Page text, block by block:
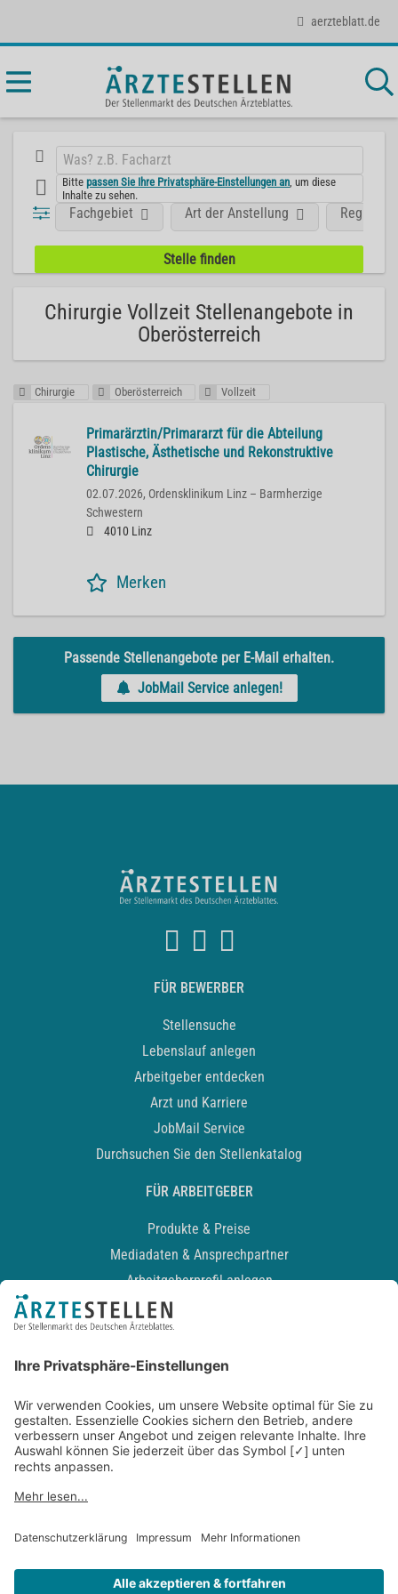
aerzteblatt.de
Bittepassen Sie Ihre Privatsphäre-Einstellungen an , um diese
Inhalte zu sehen.
Fachgebiet Art der Anstellung Region
Chirurgie Vollzeit Stellenangebote in
Oberösterreich
Chirurgie Oberösterreich Vollzeit
Primarärztin/Primararzt für die Abteilung
Plastische, Ästhetische und Rekonstruktive
Chirurgie
02.07.2026, Ordensklinikum Linz – Barmherzige
Schwestern
4010 Linz
Merken
Passende Stellenangebote per E-Mail erhalten.
JobMail Service anlegen!
FÜR BEWERBER
Stellensuche
Lebenslauf anlegen
Arbeitgeber entdecken
Arzt und Karriere
JobMail Service
Durchsuchen Sie den Stellenkatalog
FÜR ARBEITGEBER
Produkte & Preise
Mediadaten & Ansprechpartner
Arbeitgeberprofil anlegen
Recruiting-Podcast
Kontakt
Datenschutz
Newsletter